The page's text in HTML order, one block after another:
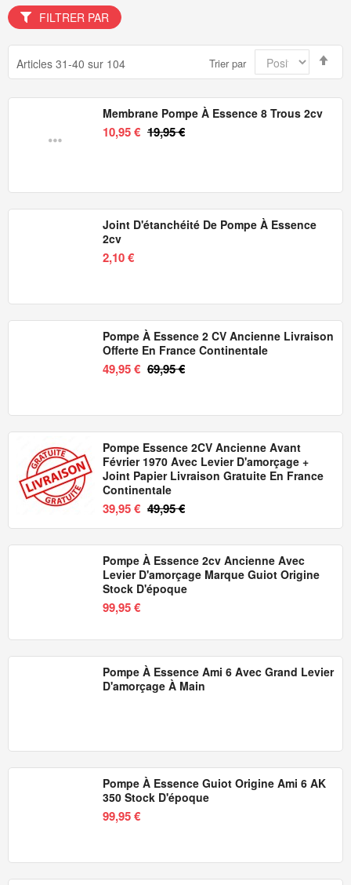
Articles 31-40 sur 104 Trier par
Membrane Pompe À Essence 8 Trous 2cv
10,95 € 19,95 €
Joint D'étanchéité De Pompe À Essence
2cv
2,10 €
Pompe À Essence 2 CV Ancienne Livraison
Offerte En France Continentale
49,95 € 69,95 €
Pompe Essence 2CV Ancienne Avant
Février 1970 Avec Levier D'amorçage +
Joint Papier Livraison Gratuite En France
Continentale
39,95 € 49,95 €
Pompe À Essence 2cv Ancienne Avec
Levier D'amorçage Marque Guiot Origine
Stock D'époque
99,95 €
Pompe À Essence Ami 6 Avec Grand Levier
D'amorçage À Main
Pompe À Essence Guiot Origine Ami 6 AK
350 Stock D'époque
99,95 €
FILTRER PAR